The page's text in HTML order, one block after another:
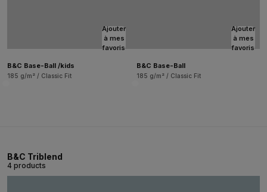
Ajouter
à mes
favoris
B&C Base-Ball /kids
185 g/m² / Classic Fit
Ajouter
à mes
favoris
B&C Base-Ball
185 g/m² / Classic Fit
B&C Triblend
4 products